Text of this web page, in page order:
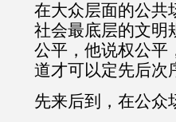
在大众层面的公共
社会最底层的文明
公平，他说权公平
道才可以定先后次
先来后到，在公众